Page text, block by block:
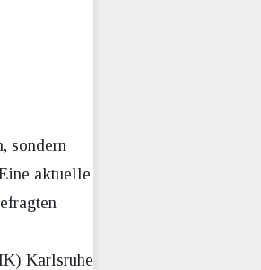
sondern
aktuelle
Karlsruhe